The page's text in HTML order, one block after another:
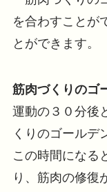
を合わすことが
とができます。
筋肉づくりのゴ
運動の３０分後
くりのゴールデ
この時間になる
り、筋肉の修